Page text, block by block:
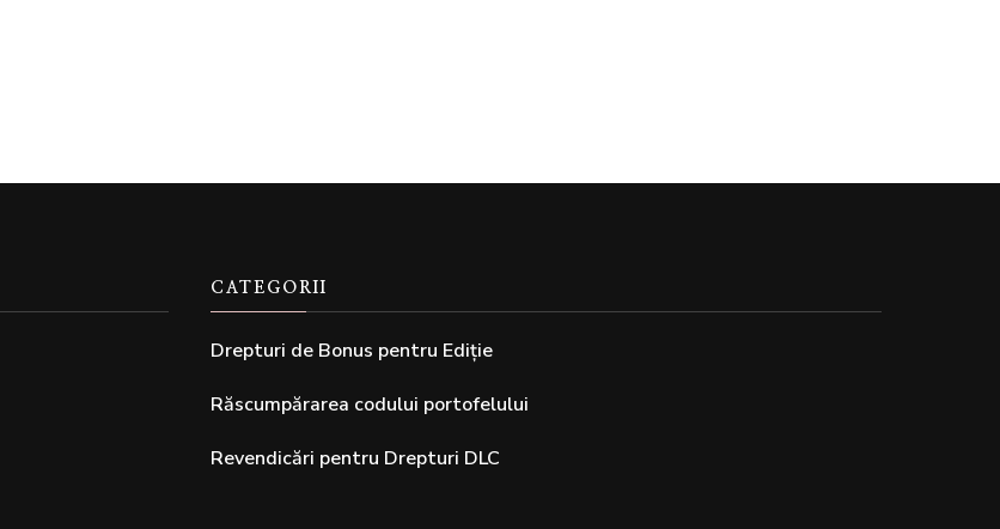
CATEGORII
Drepturi de Bonus pentru Ediție
Răscumpărarea codului portofelului
Revendicări pentru Drepturi DLC